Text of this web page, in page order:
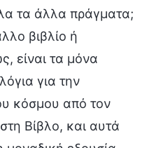
τα άλλα πράγματα;
βιβλίο ή
είναι τα μόνα
για την
κόσμου από τον
Βίβλο, και αυτά